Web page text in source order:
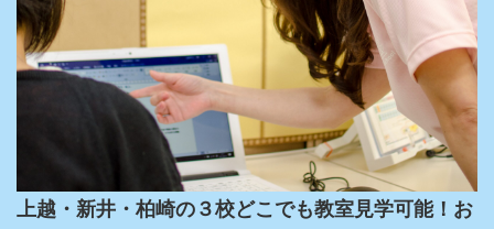
上越・新井・柏崎の３校どこでも教室見学可能！お